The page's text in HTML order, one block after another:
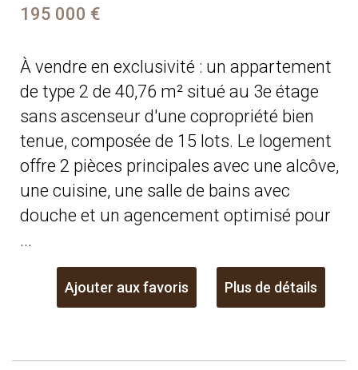
195 000 €
À vendre en exclusivité : un appartement
de type 2 de 40,76 m² situé au 3e étage
sans ascenseur d'une copropriété bien
tenue, composée de 15 lots. Le logement
offre 2 pièces principales avec une alcôve,
une cuisine, une salle de bains avec
douche et un agencement optimisé pour
...
Ajouter aux favoris Plus de détails